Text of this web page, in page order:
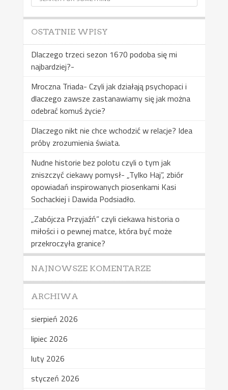
OSTATNIE WPISY
Dlaczego trzeci sezon 1670 podoba się mi
najbardziej?-
Mroczna Triada- Czyli jak działają psychopaci i
dlaczego zawsze zastanawiamy się jak można
odebrać komuś życie?
Dlaczego nikt nie chce wchodzić w relacje? Idea
próby zrozumienia świata.
Nudne historie bez polotu czyli o tym jak
zniszczyć ciekawy pomysł- „Tylko Haj”, zbiór
opowiadań inspirowanych piosenkami Kasi
Sochackiej i Dawida Podsiadło.
„Zabójcza Przyjaźń” czyli ciekawa historia o
miłości i o pewnej matce, która być może
przekroczyła granice?
NAJNOWSZE KOMENTARZE
ARCHIWA
sierpień 2026
lipiec 2026
luty 2026
styczeń 2026